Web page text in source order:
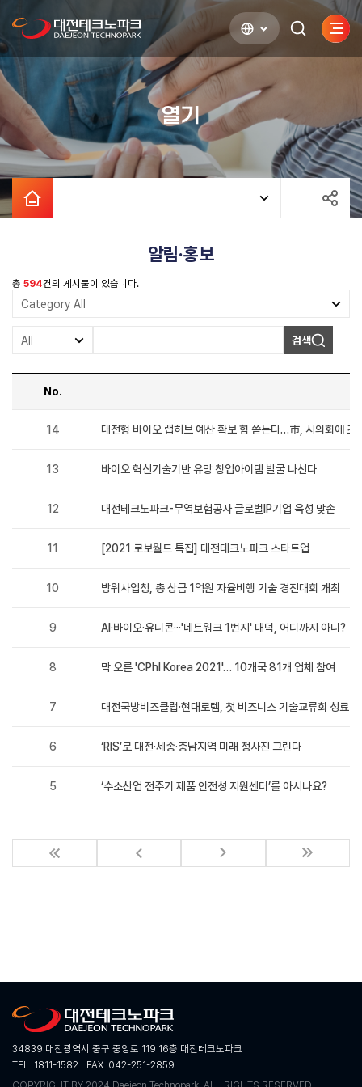
검색하기사이
열기
열기
알림·홍보
총 594건의 게시물이 있습니다.
검색
No.
14 대전형 바이오 랩허브 예산 확보 힘 쏟는다…市, 시의회에 조
13 바이오 혁신기술기반 유망 창업아이템 발굴 나선다
12 대전테크노파크-무역보험공사 글로벌IP기업 육성 맞손
11 [2021 로보월드 특집] 대전테크노파크 스타트업
10 방위사업청, 총 상금 1억원 자율비행 기술 경진대회 개최
9 AI·바이오·유니콘···'네트워크 1번지' 대덕, 어디까지 아니?
8 막 오른 'CPhI Korea 2021'… 10개국 81개 업체 참여
7 대전국방비즈클럽·현대로템, 첫 비즈니스 기술교류회 성료
6 ‘RIS’로 대전·세종·충남지역 미래 청사진 그린다
5 ‘수소산업 전주기 제품 안전성 지원센터’를 아시나요?
34839 대전광역시 중구 중앙로 119 16층 대전테크노파크
TEL. 1811-1582
FAX. 042-251-2859